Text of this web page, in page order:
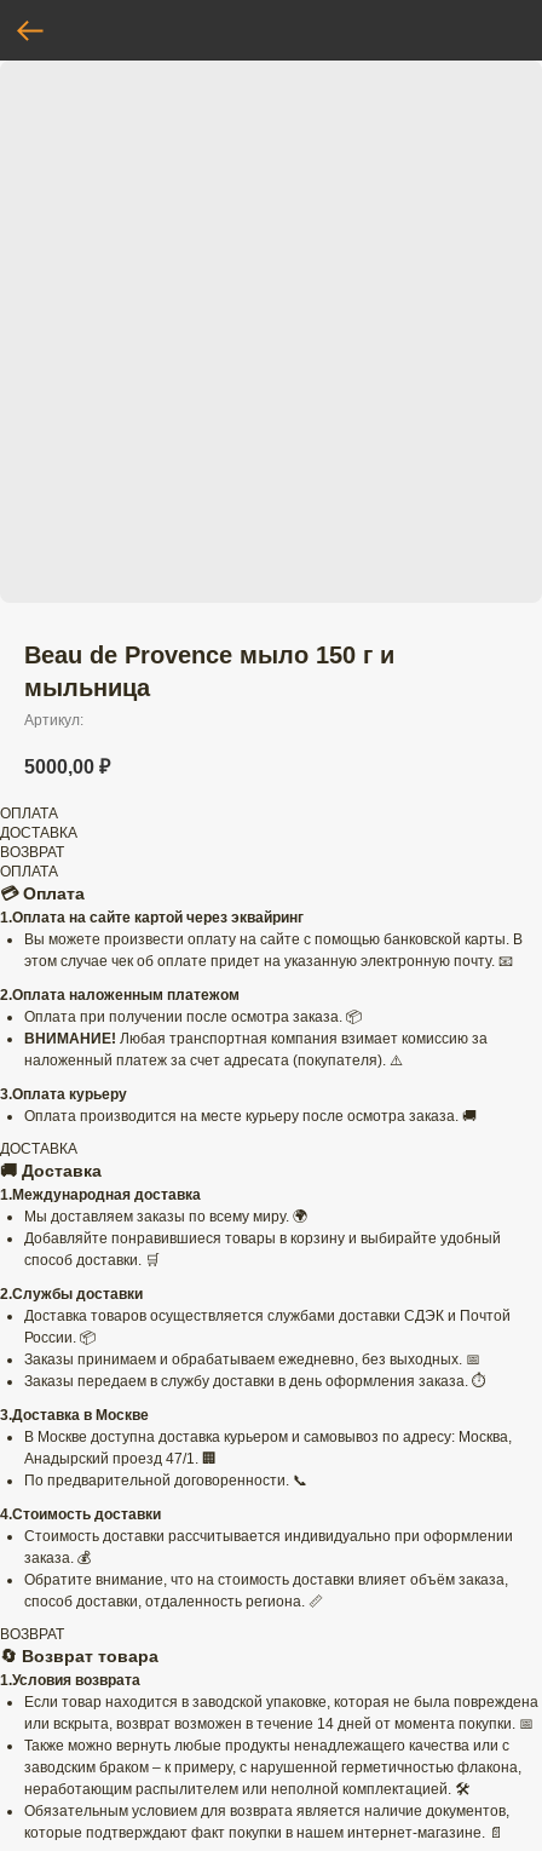
Beau de Provence мыло 150 г и
мыльница
Артикул:
5000,00 ₽
ОПЛАТА
ДОСТАВКА
ВОЗВРАТ
ОПЛАТА
💳 Оплата
1.Оплата на сайте картой через эквайринг
Вы можете произвести оплату на сайте с помощью банковской карты. В
этом случае чек об оплате придет на указанную электронную почту. 📧
2.Оплата наложенным платежом
Оплата при получении после осмотра заказа. 📦
ВНИМАНИЕ! Любая транспортная компания взимает комиссию за
наложенный платеж за счет адресата (покупателя). ⚠️
3.Оплата курьеру
Оплата производится на месте курьеру после осмотра заказа. 🚚
ДОСТАВКА
🚚 Доставка
1.Международная доставка
Мы доставляем заказы по всему миру. 🌍
Добавляйте понравившиеся товары в корзину и выбирайте удобный
способ доставки. 🛒
2.Службы доставки
Доставка товаров осуществляется службами доставки СДЭК и Почтой
России. 📦
Заказы принимаем и обрабатываем ежедневно, без выходных. 📅
Заказы передаем в службу доставки в день оформления заказа. ⏱️
3.Доставка в Москве
В Москве доступна доставка курьером и самовывоз по адресу: Москва,
Анадырский проезд 47/1. 🏢
По предварительной договоренности. 📞
4.Стоимость доставки
Стоимость доставки рассчитывается индивидуально при оформлении
заказа. 💰
Обратите внимание, что на стоимость доставки влияет объём заказа,
способ доставки, отдаленность региона. 📏
ВОЗВРАТ
🔄 Возврат товара
1.Условия возврата
Если товар находится в заводской упаковке, которая не была повреждена
или вскрыта, возврат возможен в течение 14 дней от момента покупки. 📅
Также можно вернуть любые продукты ненадлежащего качества или с
заводским браком – к примеру, с нарушенной герметичностью флакона,
неработающим распылителем или неполной комплектацией. 🛠️
Обязательным условием для возврата является наличие документов,
которые подтверждают факт покупки в нашем интернет-магазине. 📄